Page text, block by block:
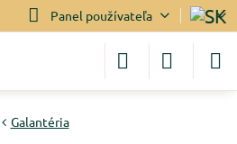
Panel používateľa
Galantéria